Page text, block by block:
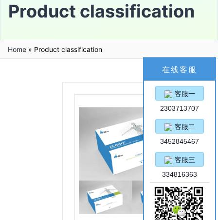
Product classification
Home » Product classification
在线客服
客服一
2303713707
客服二
3452845467
客服三
334816363